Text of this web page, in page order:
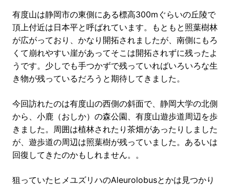
有度山は静岡市の東側にある標高300mぐらいの丘陵で
頂上付近は日本平と呼ばれています。もともと照葉樹林
が広がっており、かなり開拓されましたが、南側にもろ
くて崩れやすい崖があってそこは開拓されずに残ったよ
うです。少しでも手つかずで残っていればいろいろな生
き物が残っているだろうと期待してきました。
今回訪れたのは有度山の西側の斜面で、静岡大学の北側
から、小鹿（おしか）の森公園、有度山遊歩道周辺を歩
きました。周囲は植林されたり茶畑があったりしました
が、遊歩道の周辺は照葉樹が残っていました。あるいは
回復してきたのかもしれません。。
狙っていたヒメユズリハのAleurolobusとかは見つかり